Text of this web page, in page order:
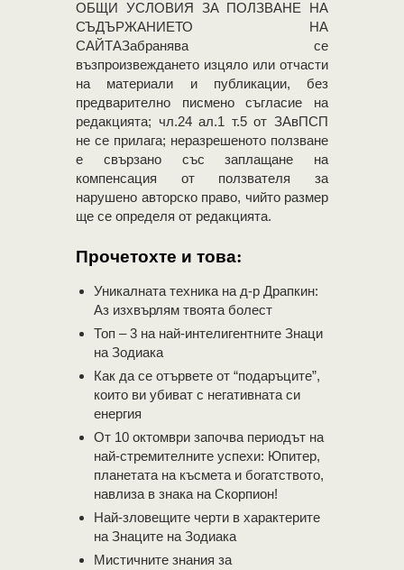
OБЩИ УСЛОВИЯ ЗА ПОЛЗВАНЕ НА
СЪДЪРЖАНИЕТО НА
САЙТАЗабранява се
възпроизвеждането изцяло или отчасти
на материали и публикации, без
предварително писмено съгласие на
редакцията; чл.24 ал.1 т.5 от ЗАвПСП
не се прилага; неразрешеното ползване
е свързано със заплащане на
компенсация от ползвателя за
нарушено авторско право, чийто размер
ще се определя от редакцията.
Прочетохте и това:
Уникалната техника на д-р Драпкин:
Аз изхвърлям твоята болест
Топ – 3 на най-интелигентните Знаци
на Зодиака
Как да се отървете от “подаръците”,
които ви убиват с негативната си
енергия
От 10 октомври започва периодът на
най-стремителните успехи: Юпитер,
планетата на късмета и богатството,
навлиза в знака на Скорпион!
Най-зловещите черти в характерите
на Знаците на Зодиака
Мистичните знания за